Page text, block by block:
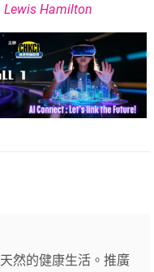
Lewis Hamilton
然的健康生活。推廣